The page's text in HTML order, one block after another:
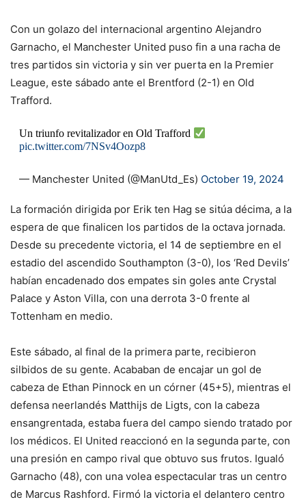
Con un golazo del internacional argentino Alejandro
Garnacho, el Manchester United puso fin a una racha de
tres partidos sin victoria y sin ver puerta en la Premier
League, este sábado ante el Brentford (2-1) en Old
Trafford.
Un triunfo revitalizador en Old Trafford
pic.twitter.com/7NSv4Oozp8
— Manchester United (@ManUtd_Es) October 19, 2024
La formación dirigida por Erik ten Hag se sitúa décima, a la
espera de que finalicen los partidos de la octava jornada.
Desde su precedente victoria, el 14 de septiembre en el
estadio del ascendido Southampton (3-0), los ‘Red Devils’
habían encadenado dos empates sin goles ante Crystal
Palace y Aston Villa, con una derrota 3-0 frente al
Tottenham en medio.
Este sábado, al final de la primera parte, recibieron
silbidos de su gente. Acababan de encajar un gol de
cabeza de Ethan Pinnock en un córner (45+5), mientras el
defensa neerlandés Matthijs de Ligts, con la cabeza
ensangrentada, estaba fuera del campo siendo tratado por
los médicos. El United reaccionó en la segunda parte, con
una presión en campo rival que obtuvo sus frutos. Igualó
Garnacho (48), con una volea espectacular tras un centro
de Marcus Rashford. Firmó la victoria el delantero centro